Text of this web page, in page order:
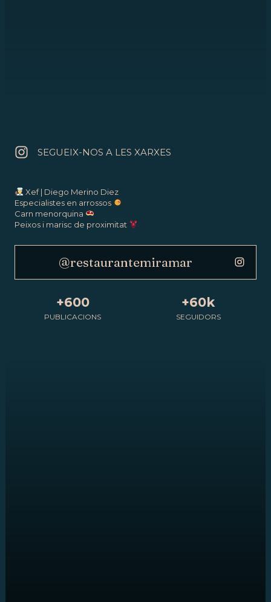
SEGUEIX-NOS A LES XARXES
Xef | Diego Merino Diez
Especialistes en arrossos
Carn menorquina
Peixos i marisc de proximitat
@restaurantemiramar
+600
PUBLICACIONS
+60k
SEGUIDORS